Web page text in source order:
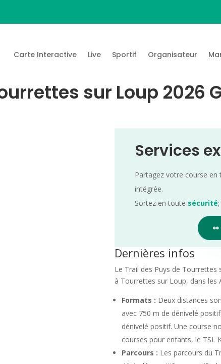
Carte Interactive Live Sportif Organisateur
sur Loup 2026
Services
Partagez votre course en
intégrée.
Sortez en toute sécurité
Dernières infos
Le Trail des Puys de
à Tourrettes sur Loup, dans les
Formats : Deux distances
avec 750 m de dénivelé
dénivelé positif. Une course
courses pour enfants, le TSL
Parcours : Les parcours du